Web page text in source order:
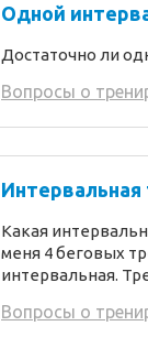
Одной
Достаточно ли
Вопросы о
Интервальная
Какая
меня 4 беговых
интервальная.
Вопросы о